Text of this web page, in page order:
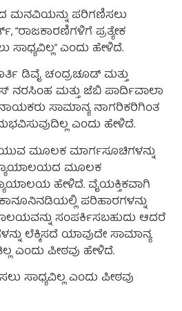
ಮನವಿಯನ್ನು ಪರಿಗಣಿಸಲು
“ರಾಜಕಾರಣಿಗಳಿಗೆ ಪ್ರತ್ಯೇಕ
ಎಂದು ಹೇಳಿದೆ.
ಡಿವೈ ಚಂದ್ರಚೂಡ್ ಮತ್ತು
ಮತ್ತು ಜೆಬಿ ಪಾರ್ದಿವಾಲಾ
ಸಾಮಾನ್ಯ ನಾಗರಿಕರಿಗಿಂತ
ಎಂದು ಹೇಳಿದೆ.
ಮೂಲಕ ಮಾರ್ಗಸೂಚಿಗಳನ್ನು
ಮೂಲಕ
ಹೇಳಿದೆ. ವೈಯಕ್ತಿಕವಾಗಿ
ಪರಿಹಾರಗಳನ್ನು
ಸಂಪರ್ಕಿಸಬಹುದು ಆದರೆ
ಲೆಕ್ಕಿಸದೆ ಯಾವುದೇ ಸಾಮಾನ್ಯ
ಎಂದು ಪೀಠವು ಹೇಳಿದೆ.
ಸಾಧ್ಯವಿಲ್ಲ ಎಂದು ಪೀಠವು